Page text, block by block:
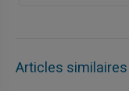
Articles similaires